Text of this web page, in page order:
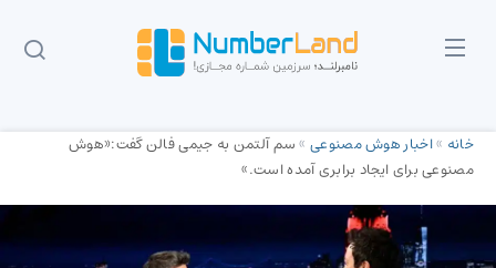
خانه »اخبار هوش مصنوعی»سم آلتمن به جیمی فالن گفت:«هوش
مصنوعی برای ایجاد برابری آمده است.»